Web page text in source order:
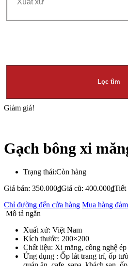
Lọc tìm
Giảm giá!
Gạch bông xi
Trạng thái:Còn hàng
Giá bán: 350.000₫Giá cũ: 400.000₫Tiết
Chỉ đường đến cửa hàng Mua hàng
Mô tả ngắn
Xuất xứ: Việt Nam
Kích thước: 200×200
Chất liệu: Xi măng, công nghệ
Ứng dụng : Ốp lát trang trí, ốp